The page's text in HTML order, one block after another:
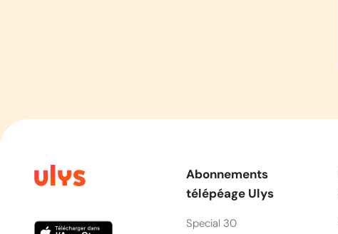
Abonnements
télépéage Ulys
Special 30